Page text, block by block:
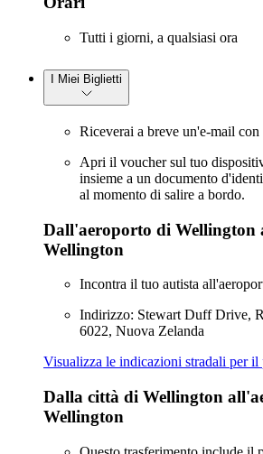
Tutti i giorni, a qualsiasi ora
I Miei Biglietti
Riceverai a breve un'e-mail
Apri il voucher sul tuo
insieme a un documento
al momento di salire a bordo.
Dall'aeroporto di Wellington
Wellington
Incontra il tuo autista
Indirizzo: Stewart Duff Drive,
6022, Nuova Zelanda
Visualizza le indicazioni stradali per
Dalla città di Wellington
Wellington